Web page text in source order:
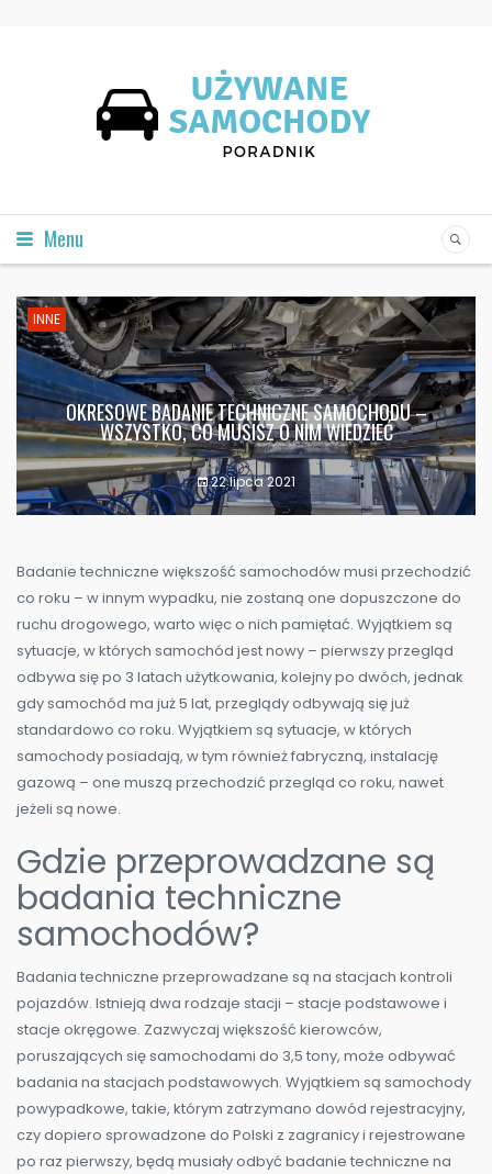
Menu
INNE
OKRESOWE BADANIE TECHNICZNE SAMOCHODU –
WSZYSTKO, CO MUSISZ O NIM WIEDZIEĆ
22 lipca 2021
Badanie techniczne większość samochodów musi przechodzić
co roku – w innym wypadku, nie zostaną one dopuszczone do
ruchu drogowego, warto więc o nich pamiętać. Wyjątkiem są
sytuacje, w których samochód jest nowy – pierwszy przegląd
odbywa się po 3 latach użytkowania, kolejny po dwóch, jednak
gdy samochód ma już 5 lat, przeglądy odbywają się już
standardowo co roku. Wyjątkiem są sytuacje, w których
samochody posiadają, w tym również fabryczną, instalację
gazową – one muszą przechodzić przegląd co roku, nawet
jeżeli są nowe.
Gdzie przeprowadzane są
badania techniczne
samochodów?
Badania techniczne przeprowadzane są na stacjach kontroli
pojazdów. Istnieją dwa rodzaje stacji – stacje podstawowe i
stacje okręgowe. Zazwyczaj większość kierowców,
poruszających się samochodami do 3,5 tony, może odbywać
badania na stacjach podstawowych. Wyjątkiem są samochody
powypadkowe, takie, którym zatrzymano dowód rejestracyjny,
czy dopiero sprowadzone do Polski z zagranicy i rejestrowane
po raz pierwszy, będą musiały odbyć badanie techniczne na